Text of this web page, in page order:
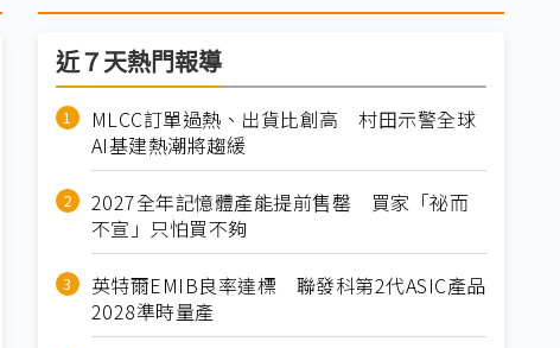
近７天熱門報導
MLCC訂單過熱、出貨比創高 村田示警全球
AI基建熱潮將趨緩
2027全年記憶體產能提前售罄 買家「祕而
不宣」只怕買不夠
英特爾EMIB良率達標 聯發科第2代ASIC產品
2028準時量產